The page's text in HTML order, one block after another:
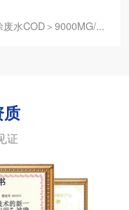
废水COD＞9000MG/...
证